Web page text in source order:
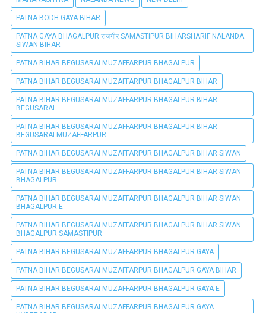
PATNA BODH GAYA BIHAR
PATNA GAYA BHAGALPUR राजगीर SAMASTIPUR BIHARSHARIF NALANDA
SIWAN BIHAR
PATNA BIHAR BEGUSARAI MUZAFFARPUR BHAGALPUR
PATNA BIHAR BEGUSARAI MUZAFFARPUR BHAGALPUR BIHAR
PATNA BIHAR BEGUSARAI MUZAFFARPUR BHAGALPUR BIHAR
BEGUSARAI
PATNA BIHAR BEGUSARAI MUZAFFARPUR BHAGALPUR BIHAR
BEGUSARAI MUZAFFARPUR
PATNA BIHAR BEGUSARAI MUZAFFARPUR BHAGALPUR BIHAR SIWAN
PATNA BIHAR BEGUSARAI MUZAFFARPUR BHAGALPUR BIHAR SIWAN
BHAGALPUR
PATNA BIHAR BEGUSARAI MUZAFFARPUR BHAGALPUR BIHAR SIWAN
BHAGALPUR E
PATNA BIHAR BEGUSARAI MUZAFFARPUR BHAGALPUR BIHAR SIWAN
BHAGALPUR SAMASTIPUR
PATNA BIHAR BEGUSARAI MUZAFFARPUR BHAGALPUR GAYA
PATNA BIHAR BEGUSARAI MUZAFFARPUR BHAGALPUR GAYA BIHAR
PATNA BIHAR BEGUSARAI MUZAFFARPUR BHAGALPUR GAYA E
PATNA BIHAR BEGUSARAI MUZAFFARPUR BHAGALPUR GAYA